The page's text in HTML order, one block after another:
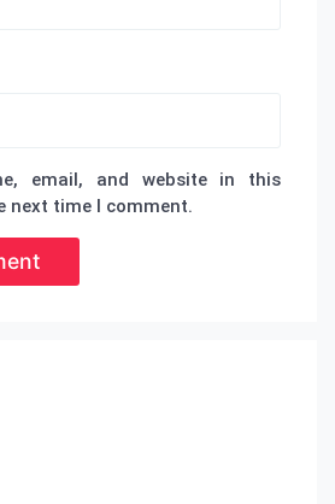
email, and website in this
next time I comment.